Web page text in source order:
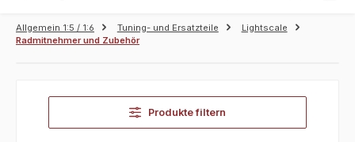
Allgemein 1:5 / 1:6 Tuning- und Ersatzteile
Lightscale
Radmitnehmer und Zubehör
Produkte filtern